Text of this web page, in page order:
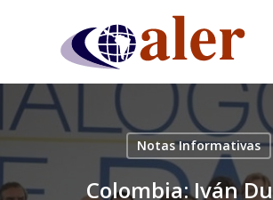
content
Notas Informativas
Colombia: Iván